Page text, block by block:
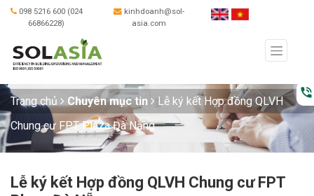
098 5216 600 (024
66866228)
kinhdoanh@sol-
asia.com
phone_in_talk
Trang chủ Chuyên mục tin
Lễ ký kết Hợp đồng QLVH
Chung cư FPT Plaza Đà Nẵng
Lễ ký kết Hợp đồng QLVH Chung cư FPT